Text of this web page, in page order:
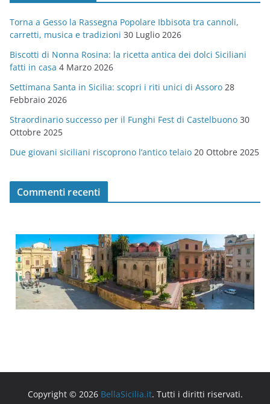
o
r
i
e
Torna a Gesso la Rassegna Popolare Ibbisota tra cannoli,
carretti, musica e tradizioni 30 Luglio 2026
Biscotti di Nonna Rosina: la ricetta antica dei dolci Siciliani
fatti in casa 4 Marzo 2026
Settimana Santa in Sicilia: scopri i riti unici di Assoro 28
Febbraio 2026
Straordinario successo per il Funghi Fest di Castelbuono 30
Ottobre 2025
Due giovani siciliani riscoprono l’antico telaio 20 Ottobre 2025
Commenti recenti
Copyright © 2026 BellaSicilia.it. Tutti i diritti riservati.